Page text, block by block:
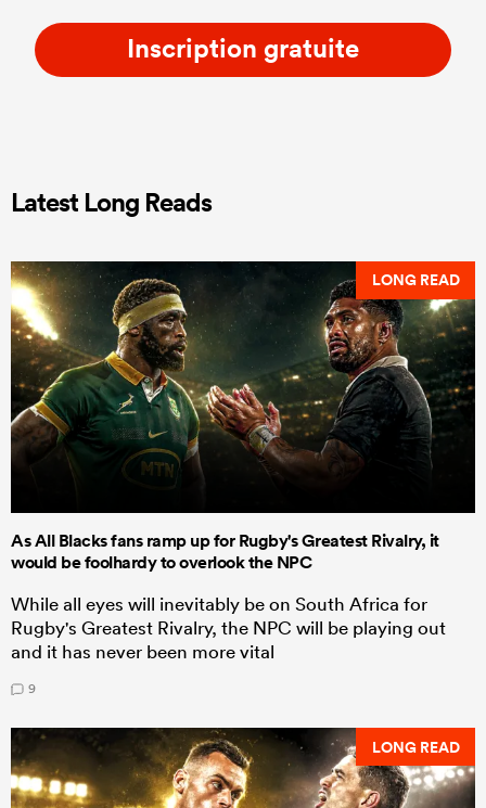
Inscription gratuite
Latest Long Reads
LONG READ
As All Blacks fans ramp up for Rugby's Greatest Rivalry, it
would be foolhardy to overlook the NPC
While all eyes will inevitably be on South Africa for
Rugby's Greatest Rivalry, the NPC will be playing out
and it has never been more vital
9
LONG READ